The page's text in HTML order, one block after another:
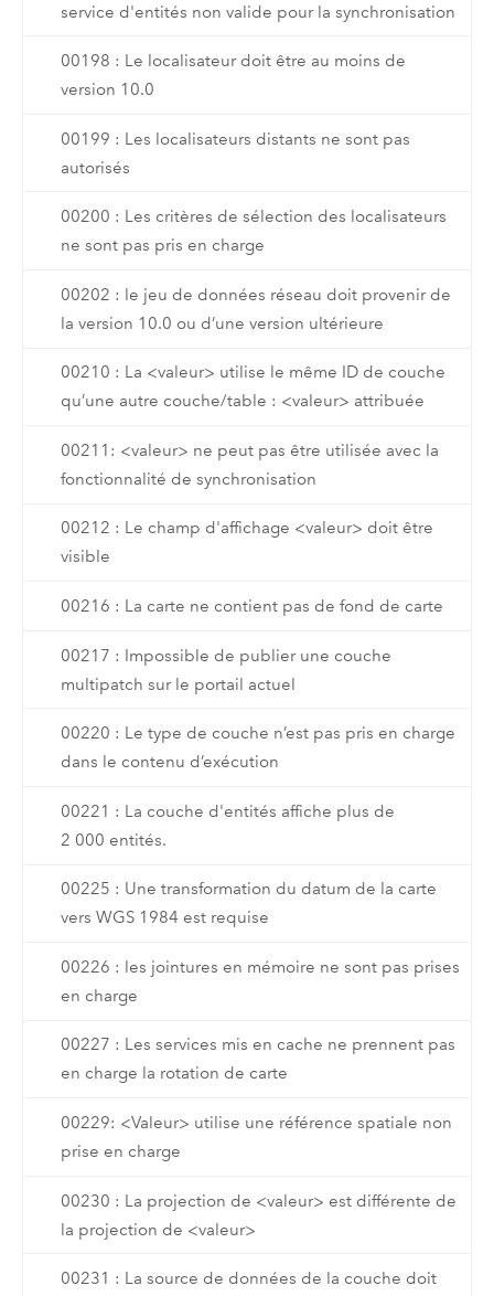
service d'entités non valide pour la synchronisation
00198 : Le localisateur doit être au moins de
version 10.0
00199 : Les localisateurs distants ne sont pas
autorisés
00200 : Les critères de sélection des localisateurs
ne sont pas pris en charge
00202 : le jeu de données réseau doit provenir de
la version 10.0 ou d’une version ultérieure
00210 : La <valeur> utilise le même ID de couche
qu’une autre couche/table : <valeur> attribuée
00211: <valeur> ne peut pas être utilisée avec la
fonctionnalité de synchronisation
00212 : Le champ d'affichage <valeur> doit être
visible
00216 : La carte ne contient pas de fond de carte
00217 : Impossible de publier une couche
multipatch sur le portail actuel
00220 : Le type de couche n’est pas pris en charge
dans le contenu d’exécution
00221 : La couche d'entités affiche plus de
2 000 entités.
00225 : Une transformation du datum de la carte
vers WGS 1984 est requise
00226 : les jointures en mémoire ne sont pas prises
en charge
00227 : Les services mis en cache ne prennent pas
en charge la rotation de carte
00229: <Valeur> utilise une référence spatiale non
prise en charge
00230 : La projection de <valeur> est différente de
la projection de <valeur>
00231 : La source de données de la couche doit